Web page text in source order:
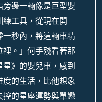
邊一輛像是巨型嬰
練工具，從現在開
秒內，將這輛車精
。」何手殘看著那
》的嬰兒車，感到
度的生活，比他想象
控的星座運勢與單戀